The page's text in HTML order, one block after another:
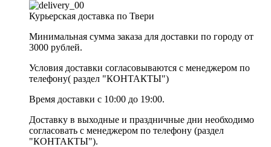
Курьерская доставка по Твери
Минимальная сумма заказа для доставки по городу от
3000 рублей.
Условия доставки согласовываются с менеджером по
телефону( раздел "КОНТАКТЫ")
Время доставки с 10:00 до 19:00.
Доставку в выходные и праздничные дни необходимо
согласовать с менеджером по телефону (раздел
"КОНТАКТЫ").